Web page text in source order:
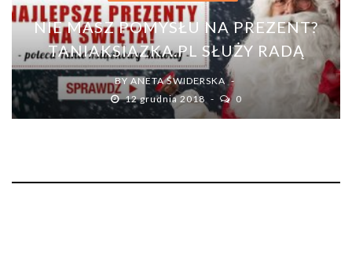
NIE MASZ POMYSŁU NA PREZENT?
TANIAKSIAZKA.PL SŁUŻY RADĄ
BYANETA ŚWIDERSKA
12 grudnia 2018
0